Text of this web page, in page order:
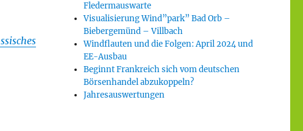
Fledermauswarte
Visualisierung Wind”park” Bad Orb –
Biebergemünd – Villbach
Windflauten und die Folgen: April 2024 und
EE-Ausbau
Beginnt Frankreich sich vom deutschen
Börsenhandel abzukoppeln?
Jahresauswertungen